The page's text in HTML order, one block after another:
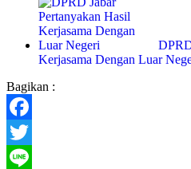
Kerjasama Dengan Luar
Bagikan :
Facebook
Twitter